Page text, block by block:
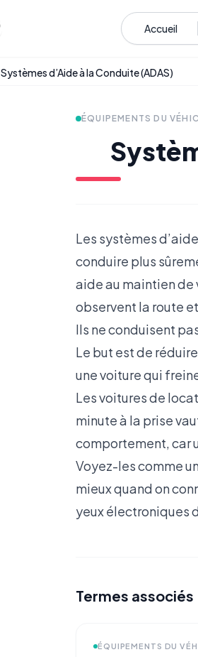
Accueil
Systèmes d’Aide à la Conduite (ADAS)
ÉQUIPEMENTS DU
Les systèmes
conduire plus
aide au maintien
observent la route
Ils ne conduisent
Le but est de
une voiture qui
Les voitures de
minute à la prise
comportement, car
Voyez-les comme
mieux quand on
yeux électroniques
Termes associés
ÉQUIPEMENTS DU